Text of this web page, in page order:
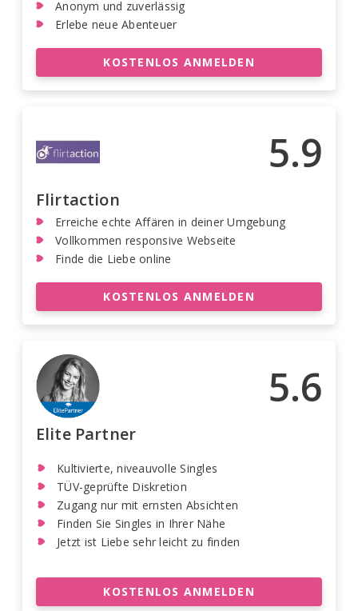
Anonym und zuverlässig
Erlebe neue Abenteuer
KOSTENLOS ANMELDEN
5.9
Flirtaction
Erreiche echte Affären in deiner Umgebung
Vollkommen responsive Webseite
Finde die Liebe online
KOSTENLOS ANMELDEN
5.6
Elite Partner
Kultivierte, niveauvolle Singles
TÜV-geprüfte Diskretion
Zugang nur mit ernsten Absichten
Finden Sie Singles in Ihrer Nähe
Jetzt ist Liebe sehr leicht zu finden
KOSTENLOS ANMELDEN